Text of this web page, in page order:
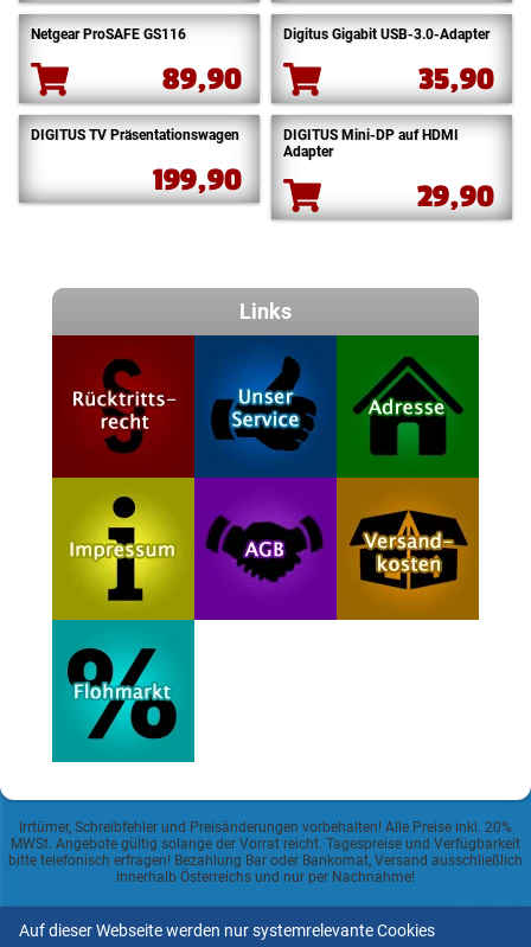
Netgear ProSAFE GS116
89,90
Digitus Gigabit USB-3.0-Adapter
35,90
DIGITUS TV Präsentationswagen
199,90
DIGITUS Mini-DP auf HDMI
Adapter
29,90
Links
Irrtümer, Schreibfehler und Preisänderungen vorbehalten! Alle Preise inkl. 20%
MWSt. Angebote gültig solange der Vorrat reicht. Tagespreise und Verfügbarkeit
bitte telefonisch erfragen! Bezahlung Bar oder Bankomat, Versand ausschließlich
innerhalb Österreichs und nur per Nachnahme!
Datenschutzerklärung
Auf dieser Webseite werden nur systemrelevante Cookies